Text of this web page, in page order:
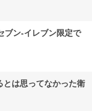
ン‐イレブン限定で
は思ってなかった衛